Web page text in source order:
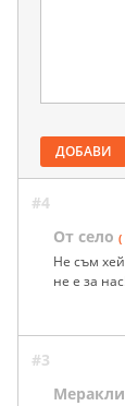
ДОБАВИ
#4
От село (
Не съм
не е за
#3